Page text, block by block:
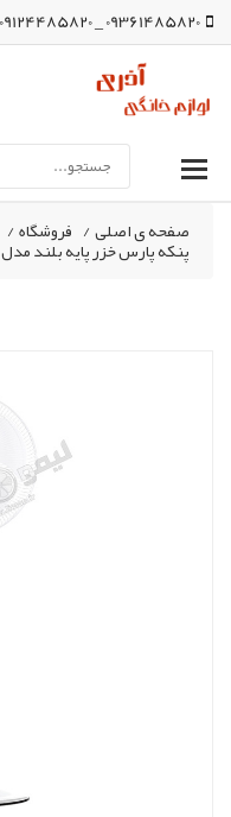
09361485820 _ 09124485820
صفحه ی اصلی/ فروشگاه/
پنکه پارس خزر پایه بلند مدل 4010